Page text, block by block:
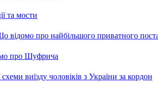
та мости
про найбільшого приватного
про Шуфрича
виїзду чоловіків з України за кордон